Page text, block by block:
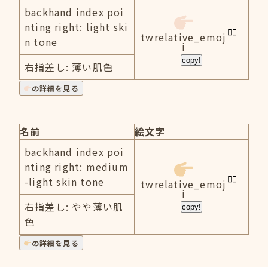
backhand index poi
nting right: light ski
n tone
twrelative_emoj
i
copy!
右指差し: 薄い肌色
の詳細を見る
名前
絵文字
backhand index poi
nting right: medium
-light skin tone
twrelative_emoj
i
copy!
右指差し: やや薄い肌
色
の詳細を見る